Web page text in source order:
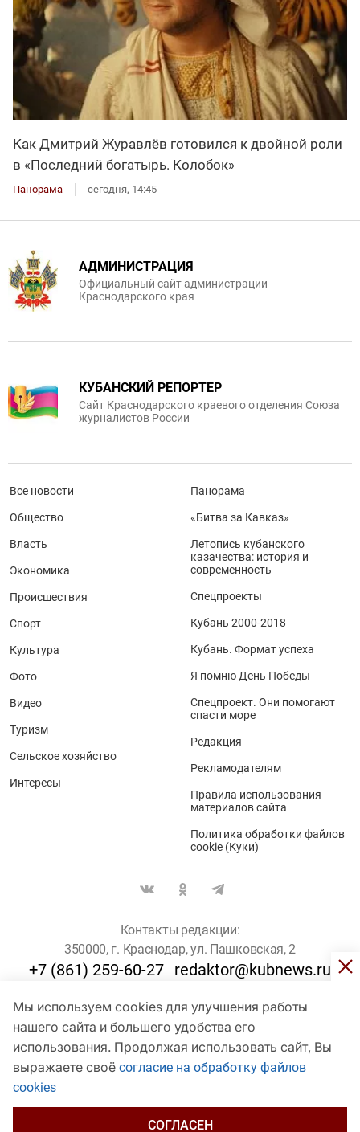
Как Дмитрий Журавлёв готовился к двойной роли
в «Последний богатырь. Колобок»
Панорама сегодня, 14:45
Мы используем cookies для улучшения работы
нашего сайта и большего удобства его
использования. Продолжая использовать сайт, Вы
выражаете своё согласие на обработку файлов
cookies
СОГЛАСЕН
АДМИНИСТРАЦИЯ
Официальный сайт администрации
Краснодарского края
КУБАНСКИЙ РЕПОРТЕР
Сайт Краснодарского краевого отделения Союза
журналистов России
Все новости
Общество
Власть
Экономика
Происшествия
Спорт
Культура
Фото
Видео
Туризм
Сельское хозяйство
Интересы
Панорама
«Битва за Кавказ»
Летопись кубанского
казачества: история и
современность
Спецпроекты
Кубань 2000-2018
Кубань. Формат успеха
Я помню День Победы
Спецпроект. Они помогают
спасти море
Редакция
Рекламодателям
Правила использования
материалов сайта
Политика обработки файлов
cookie (Куки)
Контакты редакции:
350000, г. Краснодар, ул. Пашковская, 2
+7 (861) 259-60-27 redaktor@kubnews.ru
Для пользователей старше 16 лет
© Кубанские Новости, 2017
Сетевое издание «kubnews» зарегистрировано Федеральной
службой по надзору в сфере связи, информационных технологий
и массовых коммуникаций (Роскомнадзор). Регистрационный
Пашковская, 2). Главный редактор – Филиппов О. Ю.